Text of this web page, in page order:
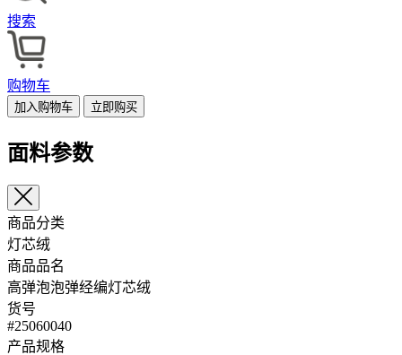
搜索
购物车
加入购物车 立即购买
面料参数
商品分类
灯芯绒
商品品名
高弹泡泡弹经编灯芯绒
货号
#25060040
产品规格